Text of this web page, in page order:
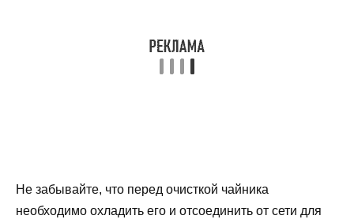
Не забывайте, что перед очисткой чайника
необходимо охладить его и отсоединить от сети для